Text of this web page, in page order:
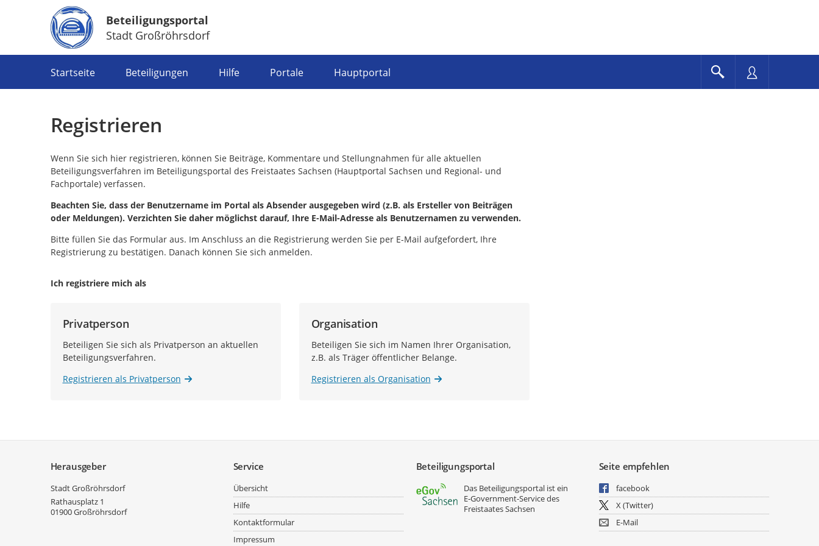
Beteiligungsportal
Stadt Großröhrsdorf
Startseite Beteiligungen Hilfe Portale Hauptportal
Registrieren
Wenn Sie sich hier registrieren, können Sie Beiträge, Kommentare und Stellungnahmen für alle aktuellen
Beteiligungsverfahren im Beteiligungsportal des Freistaates Sachsen (Hauptportal Sachsen und Regional- und
Fachportale) verfassen.
Beachten Sie, dass der Benutzername im Portal als Absender ausgegeben wird (z.B. als Ersteller von Beiträgen
oder Meldungen). Verzichten Sie daher möglichst darauf, Ihre E-Mail-Adresse als Benutzernamen zu verwenden.
Bitte füllen Sie das Formular aus. Im Anschluss an die Registrierung werden Sie per E-Mail aufgefordert, Ihre
Registrierung zu bestätigen. Danach können Sie sich anmelden.
Ich registriere mich als
Privatperson
Beteiligen Sie sich als Privatperson an aktuellen
Beteiligungsverfahren.
Registrieren als Privatperson
Organisation
Beteiligen Sie sich im Namen Ihrer Organisation,
z.B. als Träger öffentlicher Belange.
Registrieren als Organisation
Herausgeber
Stadt Großröhrsdorf
Rathausplatz 1
01900Großröhrsdorf
Service
Übersicht
Hilfe
Kontaktformular
Impressum
Beteiligungsportal
Das Beteiligungsportal ist ein
E‑Government-Service des
Freistaates Sachsen
Seite empfehlen
facebook
X (Twitter)
E-Mail